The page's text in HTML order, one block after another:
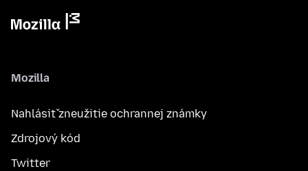
Mozilla
Nahlásiť zneužitie ochrannej známky
Zdrojový kód
Twitter